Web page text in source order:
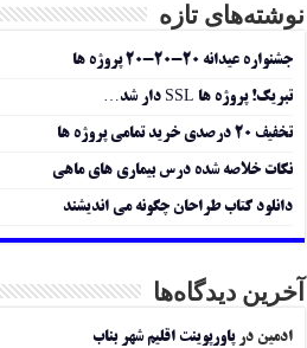
نوشته‌های تازه
جشنواره عیدانه ۲۰-۲۰-۲۰ پروژه ها
تبریک! پروژه ها SSL دار شد…
تخفیف ۲۰ درصدی خرید تمامی پروژه ها
نکات خلاصه شده درس بیماری های ماهی
دانلود کتاب طراحان چگونه می اندیشند
آخرین دیدگاه‌ها
ادمین درپاورپوینت اقلیم شهر بناب